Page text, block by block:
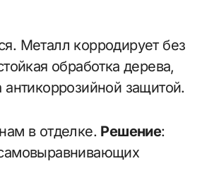
Металл корродирует без
обработка дерева,
защитой.
в отделке. Решение: